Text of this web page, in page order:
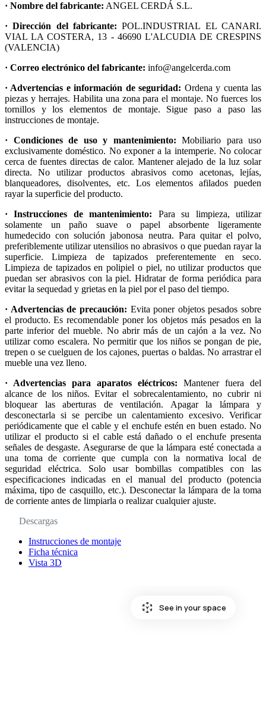
· Nombre del fabricante: ANGEL CERDÁ S.L.
· Dirección del fabricante: POL.INDUSTRIAL EL CANARI.
VIAL LA COSTERA, 13 - 46690 L'ALCUDIA DE CRESPINS
(VALENCIA)
· Correo electrónico del fabricante: info@angelcerda.com
· Advertencias e información de seguridad: Ordena y cuenta las
piezas y herrajes. Habilita una zona para el montaje. No fuerces los
tornillos y los elementos de montaje. Sigue paso a paso las
instrucciones de montaje.
· Condiciones de uso y mantenimiento: Mobiliario para uso
exclusivamente doméstico. No exponer a la intemperie. No colocar
cerca de fuentes directas de calor. Mantener alejado de la luz solar
directa. No utilizar productos abrasivos como acetonas, lejías,
blanqueadores, disolventes, etc. Los elementos afilados pueden
rayar la superficie del producto.
· Instrucciones de mantenimiento: Para su limpieza, utilizar
solamente un paño suave o papel absorbente ligeramente
humedecido con solución jabonosa neutra. Para quitar el polvo,
preferiblemente utilizar utensilios no abrasivos o que puedan rayar la
superficie. Limpieza de tapizados preferentemente en seco.
Limpieza de tapizados en polipiel o piel, no utilizar productos que
puedan ser abrasivos con la piel. Hidratar de forma periódica para
evitar la sequedad y grietas en la piel por el paso del tiempo.
· Advertencias de precaución: Evita poner objetos pesados sobre
el producto. Es recomendable poner los objetos más pesados en la
parte inferior del mueble. No abrir más de un cajón a la vez. No
utilizar como escalera. No permitir que los niños se pongan de pie,
trepen o se cuelguen de los cajones, puertas o baldas. No arrastrar el
mueble una vez lleno.
· Advertencias para aparatos eléctricos: Mantener fuera del
alcance de los niños. Evitar el sobrecalentamiento, no cubrir ni
bloquear las aberturas de ventilación. Apagar la lámpara y
desconectarla si se percibe un calentamiento excesivo. Verificar
periódicamente que el cable y el enchufe estén en buen estado. No
utilizar el producto si el cable está dañado o el enchufe presenta
señales de desgaste. Asegurarse de que la lámpara esté conectada a
una toma de corriente que cumpla con la normativa local de
seguridad eléctrica. Solo usar bombillas compatibles con las
especificaciones indicadas en el manual del producto (potencia
máxima, tipo de casquillo, etc.). Desconectar la lámpara de la toma
de corriente antes de limpiarla o realizar cualquier ajuste.
Descargas
Instrucciones de montaje
Ficha técnica
Vista 3D